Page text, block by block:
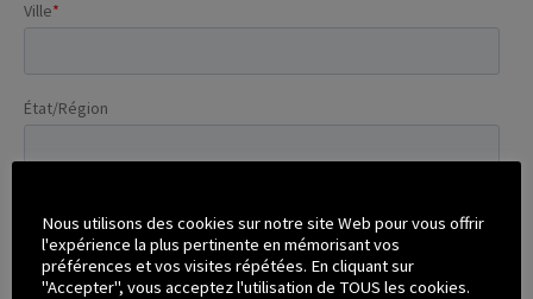
Nous utilisons des cookies sur notre site Web pour vous offrir
l'expérience la plus pertinente en mémorisant vos
préférences et vos visites répétées. En cliquant sur
"Accepter", vous acceptez l'utilisation de TOUS les cookies.